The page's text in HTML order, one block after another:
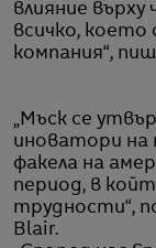
влияние
всичко, което
компания“,
„Мъск се
иноватори на
факела на
период, в
трудности“,
Blair.